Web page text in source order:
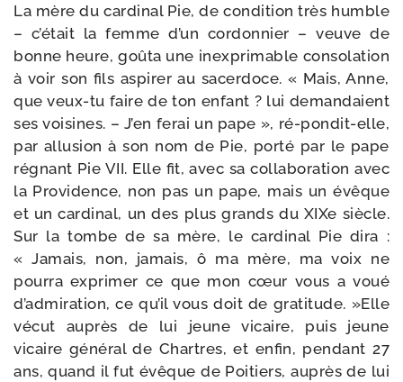
La mère du car­di­nal Pie, de condi­tion très humble
– c’était la femme d’un cor­don­nier – veuve de
bonne heure, goû­ta une inex­pri­mable conso­la­tion
à voir son fils aspi­rer au sacer­doce. « Mais, Anne,
que veux-​tu faire de ton enfant ? lui deman­daient
ses voi­sines. – J’en ferai un pape », ré-​pondit-​elle,
par allu­sion à son nom de Pie, por­té par le pape
régnant Pie VII. Elle fit, avec sa col­la­bo­ra­tion avec
la Providence, non pas un pape, mais un évêque
et un car­di­nal, un des plus grands du XIXe siècle.
Sur la tombe de sa mère, le car­di­nal Pie dira :
« Jamais, non, jamais, ô ma mère, ma voix ne
pour­ra expri­mer ce que mon cœur vous a voué
d’admiration, ce qu’il vous doit de gra­ti­tude. »Elle
vécut auprès de lui jeune vicaire, puis jeune
vicaire géné­ral de Chartres, et enfin, pen­dant 27
ans, quand il fut évêque de Poitiers, auprès de lui